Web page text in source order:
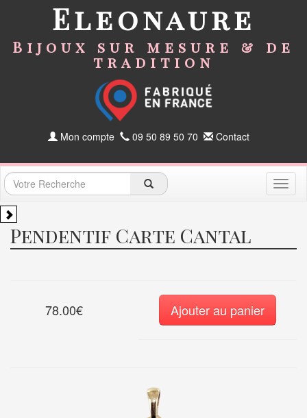
Eleonaure
Bijoux sur mesure & de
tradition
Mon compte 09 50 89 50 70 Contact
Pendentif Carte Cantal
78.00€ Ajouter au panier